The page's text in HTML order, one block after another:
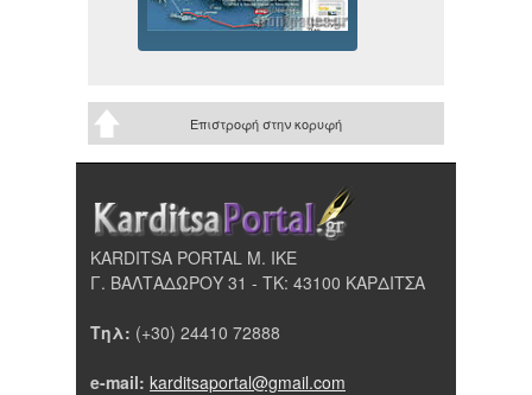
Επιστροφή στην κορυφή
KARDITSA PORTAL Μ. ΙΚΕ
Γ. ΒΑΛΤΑΔΩΡΟΥ 31 - ΤΚ: 43100 ΚΑΡΔΙΤΣΑ
Τηλ: (+30) 24410 72888
e-mail: karditsaportal@gmail.com